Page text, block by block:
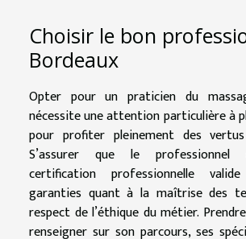
Choisir le bon
Bordeaux
Opter pour un praticien du
nécessite une attention particulière à
pour profiter pleinement des
S’assurer que le professionnel
certification professionnelle
garanties quant à la maîtrise des
respect de l’éthique du métier.
renseigner sur son parcours, ses